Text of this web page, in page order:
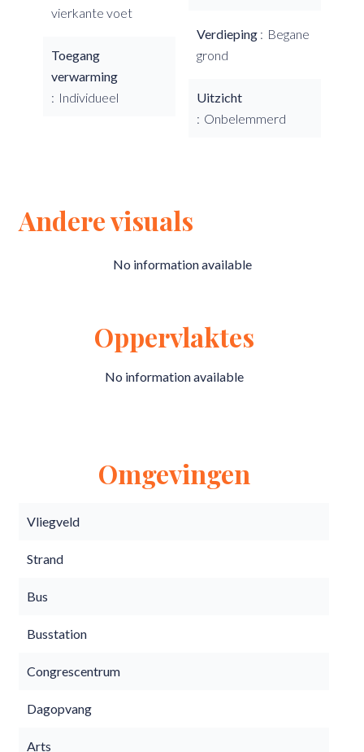
vierkante voet
Toegang
verwarming
Individueel
Verdieping
Begane
grond
Uitzicht
Onbelemmerd
Andere visuals
No information available
Oppervlaktes
No information available
Omgevingen
Vliegveld
Strand
Bus
Busstation
Congrescentrum
Dagopvang
Arts